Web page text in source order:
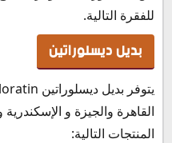
للفقرة التالية.
بديل ديسلوراتين
القاهرة والجيزة و
المنتجات التالية: